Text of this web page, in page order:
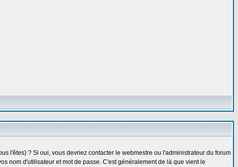
l'êtes) ? Si oui, vous devriez contacter le webmestre ou l'administrateur du forum
nom d'utilisateur et mot de passe. C'est généralement de là que vient le